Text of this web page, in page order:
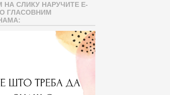
НА СЛИКУ НАРУЧИТЕ Е-
ГЛАСОВНИМ